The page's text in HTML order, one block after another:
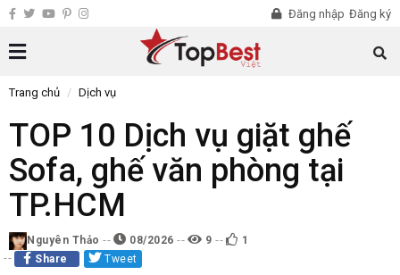
Đăng nhập Đăng ký
Trang chủ Dịch vụ
TOP 10 Dịch vụ giặt ghế
Sofa, ghế văn phòng tại
TP.HCM
Nguyên Thảo 08/2026 9
1
Share
Tweet